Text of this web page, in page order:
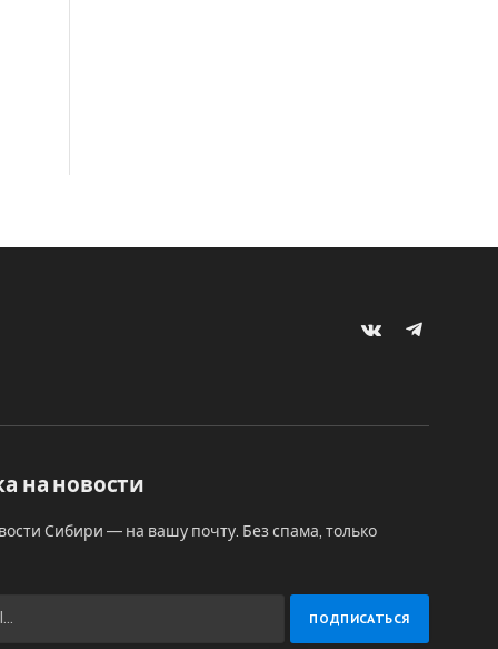
VKontakteTelegram
на новости
Сибири — на вашу почту. Без спама, только